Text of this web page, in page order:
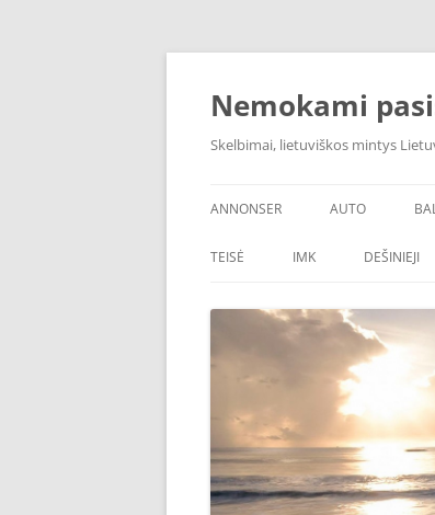
Skip
Nemokami
Skelbimai, lietuviškos mintys
ANNONSER AUTO
TEISĖ IMK DEŠINIEJI